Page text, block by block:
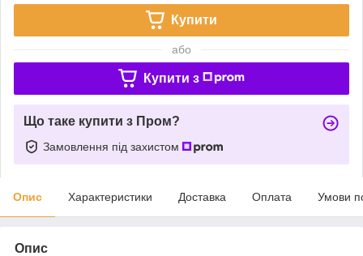
Купити
або
Купити з
Що таке купити з Пром?
Замовлення під захистом
Опис Характеристики Доставка Оплата Умови
Опис